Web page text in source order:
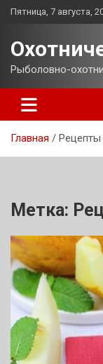
Перейти
Пятница, 7 августа,
Рыболовно-
Главная Рецепты
Метка: